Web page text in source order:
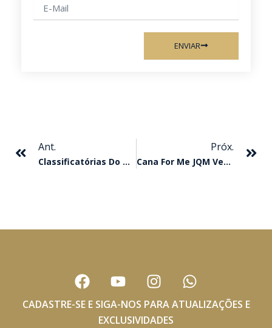
mail
ENVIAR
Ant.
Classificatórias Do GP ABQM Rainha Da Velocidade
Próx.
Cana For Me JQM Vence O Torneio Especial Guilherme Grogolin
F
a
c
Y
o
u
t
I
n
s
t
W
h
a
CADASTRE-SE E SIGA-NOS PARA ATUALIZAÇÕES E
EXCLUSIVIDADES